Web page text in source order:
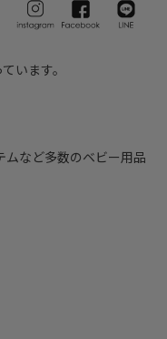
います。
など多数のベビー用品